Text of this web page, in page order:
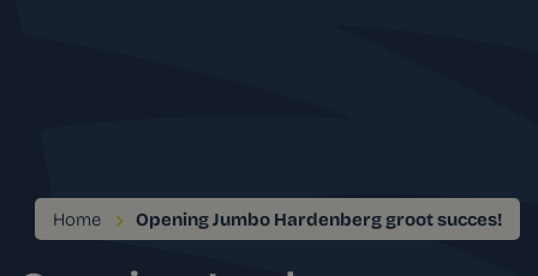
Home Opening Jumbo Hardenberg groot succes!